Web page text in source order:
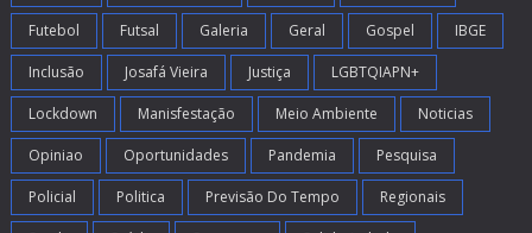
Futebol Futsal Galeria Geral Gospel IBGE
Inclusão Josafá Vieira Justiça LGBTQIAPN+
Lockdown Manisfestação Meio Ambiente Noticias
Opiniao Oportunidades Pandemia Pesquisa
Policial Politica Previsão Do Tempo Regionais